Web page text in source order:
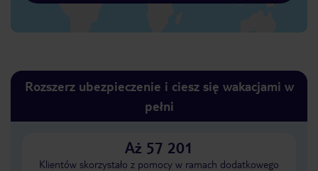
Rozszerz ubezpieczenie i ciesz się wakacjami w
pełni
Aż 57 201
Klientów skorzystało z pomocy w ramach dodatkowego